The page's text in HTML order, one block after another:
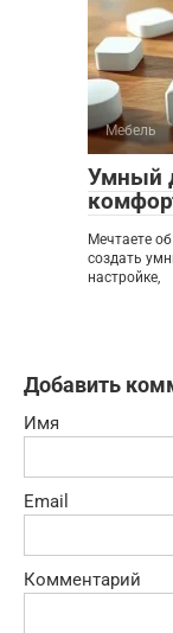
Мебель
Умный
Мечтаете
создать
настройке,
Добавить
Имя
Email
Комментарий